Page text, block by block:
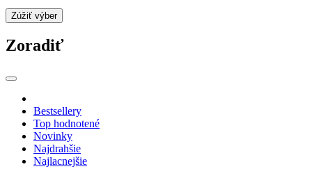
Zúžiť výber
Zoradiť
Bestsellery
Top hodnotené
Novinky
Najdrahšie
Najlacnejšie